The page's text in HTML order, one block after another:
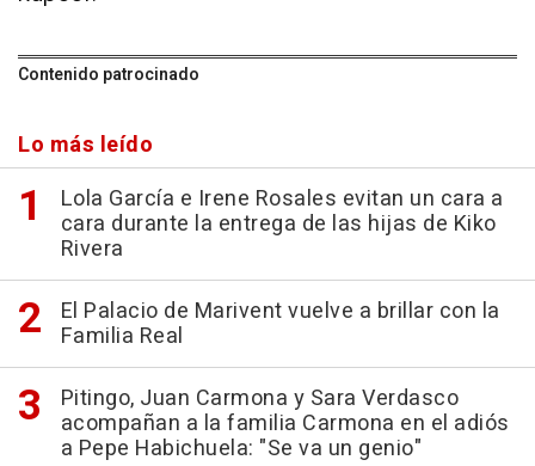
Contenido patrocinado
Lo más leído
Lola García e Irene Rosales evitan un cara a
cara durante la entrega de las hijas de Kiko
Rivera
El Palacio de Marivent vuelve a brillar con la
Familia Real
Pitingo, Juan Carmona y Sara Verdasco
acompañan a la familia Carmona en el adiós
a Pepe Habichuela: "Se va un genio"